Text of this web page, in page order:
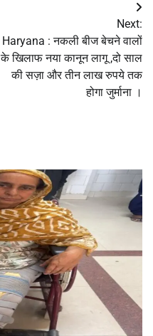
Next:
Haryana : नकली बीज बेचने वालों
के खिलाफ नया कानून लागू ,दो साल
की सज़ा और तीन लाख रुपये तक
होगा जुर्माना ।